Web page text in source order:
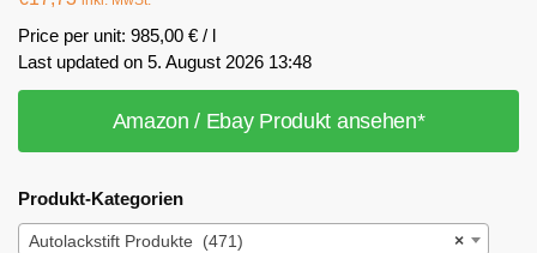
Price per unit: 985,00 € / l
Last updated on 5. August 2026 13:48
Amazon / Ebay Produkt ansehen*
Produkt-Kategorien
×
Autolackstift Produkte (471)